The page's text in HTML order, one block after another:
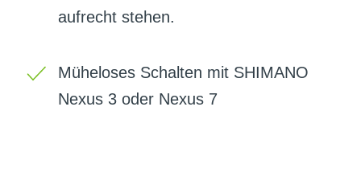
aufrecht stehen.
Müheloses Schalten mit SHIMANO
Nexus 3 oder Nexus 7